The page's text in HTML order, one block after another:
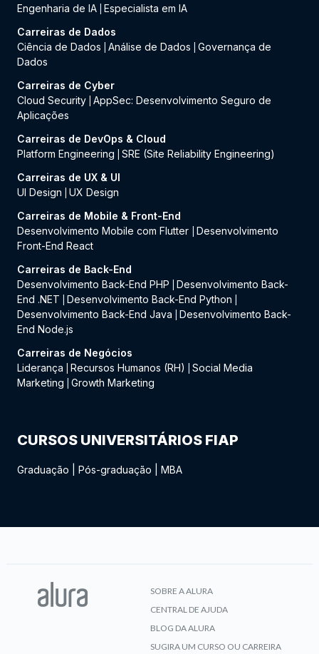
Engenharia de IA Especialista em IA
Carreiras de Dados
Ciência de Dados
Análise de Dados
Governança de
Dados
Carreiras de Cyber
Cloud Security AppSec: Desenvolvimento Seguro de
Aplicações
Carreiras de DevOps & Cloud
Platform Engineering
SRE (Site Reliability Engineering)
Carreiras de UX & UI
UI Design
UX Design
Carreiras de Mobile & Front-End
Desenvolvimento Mobile com Flutter
Desenvolvimento
Front-End React
Carreiras de Back-End
Desenvolvimento Back-End PHP
Desenvolvimento Back-
End .NET
Desenvolvimento Back-End Python
Desenvolvimento Back-End Java
Desenvolvimento Back-
End Node.js
Carreiras de Negócios
Liderança
Recursos Humanos (RH)
Social Media
Marketing
Growth Marketing
CURSOS UNIVERSITÁRIOS FIAP
Graduação Pós-graduação MBA
SOBRE A ALURA
CENTRAL DE AJUDA
BLOG DA ALURA
SUGIRA UM CURSO OU CARREIRA